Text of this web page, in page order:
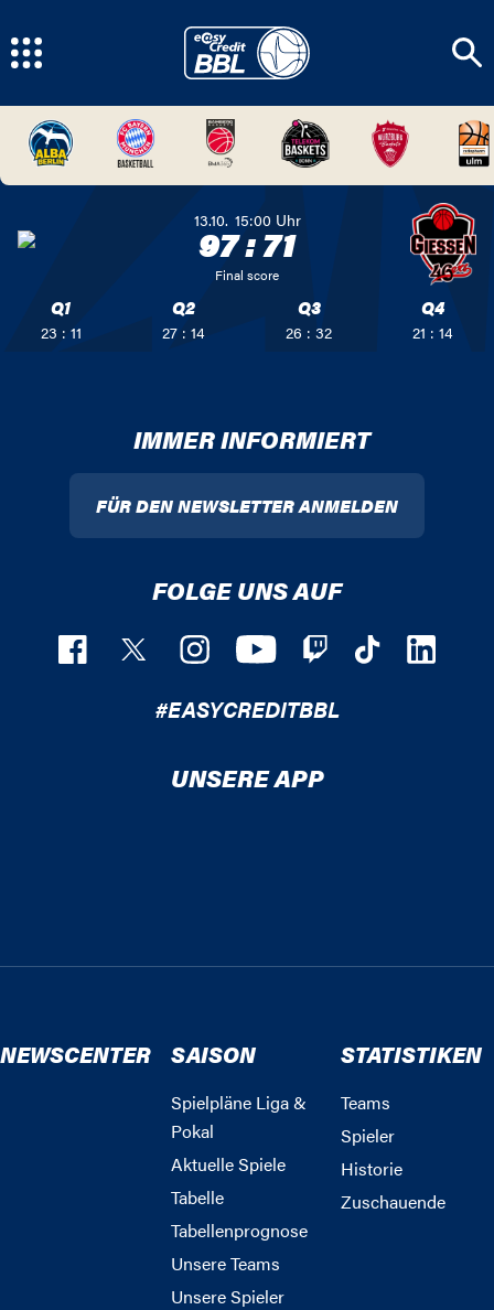
13.10. 15:00 Uhr
97:71
Final score
Q1
23 : 11
Q2
27 : 14
Q3
26 : 32
Q4
21 : 14
IMMER INFORMIERT
FÜR DEN NEWSLETTER ANMELDEN
FOLGE UNS AUF
#EASYCREDITBBL
UNSERE APP
NEWSCENTER SAISON
Spielpläne Liga &
Pokal
Aktuelle Spiele
Tabelle
Tabellenprognose
Unsere Teams
Unsere Spieler
STATISTIKEN
Teams
Spieler
Historie
Zuschauende